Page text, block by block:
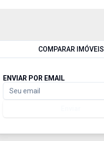
COMPARAR IMÓVEIS
ENVIAR POR EMAIL